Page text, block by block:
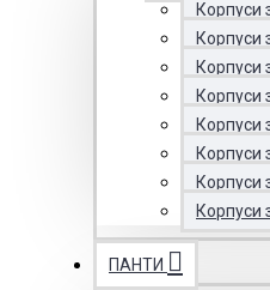
Корпуси
Корпуси
Корпуси
Корпуси
Корпуси
Корпуси
Корпуси
Корпуси
ПАНТИ